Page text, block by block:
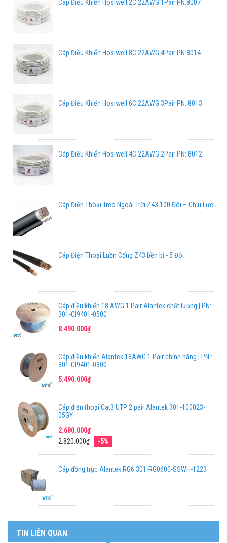
Cáp Điều Khiển Hosiwell 2C 22AWG 1Pair PN:8007
Cáp Điều Khiển Hosiwell 8C 22AWG 4Pair PN:8014
Cáp Điều Khiển Hosiwell 6C 22AWG 3Pair PN: 8013
Cáp Điều Khiển Hosiwell 4C 22AWG 2Pair PN: 8012
Cáp Điện Thoại Treo Ngoài Trời Z43 100 Đôi – Chịu Lực
Cáp Điện Thoại Luồn Cống Z43 bền bỉ - 5 Đôi
Cáp điều khiển 18 AWG 1 Pair Alantek chất lượng | PN:
301-CI9401-0500
8.490.000₫
Cáp điều khiển Alantek 18AWG 1 Pair chính hãng | PN :
301-CI9401-0300
5.490.000₫
Cáp điện thoại Cat3 UTP 2 pair Alantek 301-100023-
05GY
2.680.000₫
2.820.000₫
-5%
Cáp đồng trục Alantek RG6 301-RG0600-SSWH-1223
TIN LIÊN QUAN